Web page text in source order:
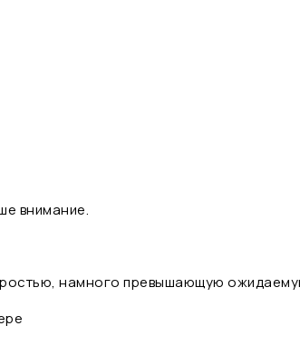
внимание.
намного превышающую